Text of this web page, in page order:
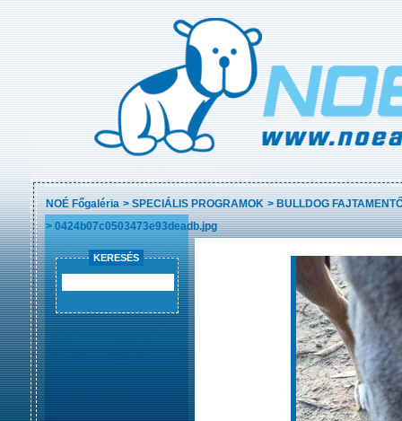
NOÉ Főgaléria >SPECIÁLIS PROGRAMOK >BULLDOG
>0424b07c0503473e93deadb.jpg
KERESÉS